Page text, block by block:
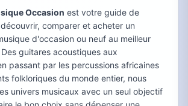
Occasion est votre guide de
comparer et acheter un
d'occasion ou neuf au meilleur
guitares acoustiques aux
passant par les percussions africaines
folkloriques du monde entier, nous
univers musicaux avec un seul objectif